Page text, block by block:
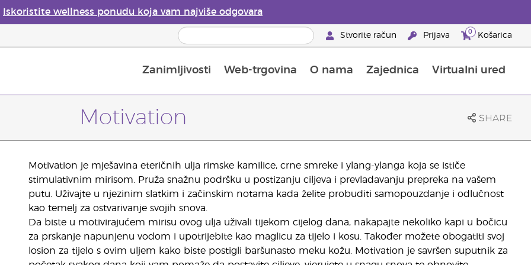
Iskoristite wellness ponudu koja vam najviše odgovara
Stvorite račun Prijava 0 Košarica
Zanimljivosti Web-trgovina O nama Zajednica Virtualni ured
Motivation SHARE
Motivation je mješavina eteričnih ulja rimske kamilice, crne smreke i ylang-ylanga koja se ističe
stimulativnim mirisom. Pruža snažnu podršku u postizanju ciljeva i prevladavanju prepreka na vašem
putu. Uživajte u njezinim slatkim i začinskim notama kada želite probuditi samopouzdanje i odlučnost
kao temelj za ostvarivanje svojih snova.
Da biste u motivirajućem mirisu ovog ulja uživali tijekom cijelog dana, nakapajte nekoliko kapi u bočicu
za prskanje napunjenu vodom i upotrijebite kao maglicu za tijelo i kosu. Također možete obogatiti svoj
losion za tijelo s ovim uljem kako biste postigli baršunasto meku kožu. Motivation je savršen suputnik za